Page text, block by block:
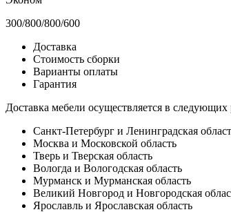
300/800/800/600
Доставка
Стоимость сборки
Варианты оплаты
Гарантия
Доставка мебели осуществляется в следующих
Санкт-Петербург и Ленинградская
Москва и Московской область
Тверь и Тверская область
Вологда и Вологодская область
Мурманск и Мурманская область
Великий Новгород и Новгородская
Ярославль и Ярославская область